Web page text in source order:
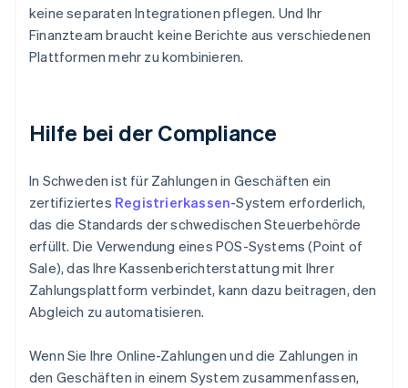
keine separaten Integrationen pflegen. Und Ihr
Finanzteam braucht keine Berichte aus verschiedenen
Plattformen mehr zu kombinieren.
Hilfe bei der Compliance
In Schweden ist für Zahlungen in Geschäften ein
zertifiziertes Registrierkassen-System erforderlich,
das die Standards der schwedischen Steuerbehörde
erfüllt. Die Verwendung eines POS-Systems (Point of
Sale), das Ihre Kassenberichterstattung mit Ihrer
Zahlungsplattform verbindet, kann dazu beitragen, den
Abgleich zu automatisieren.
Wenn Sie Ihre Online-Zahlungen und die Zahlungen in
den Geschäften in einem System zusammenfassen,